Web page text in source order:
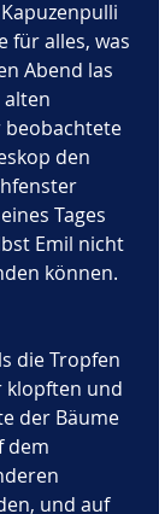
für alles, was
Abend las
den
Tages
Emil nicht
können.
die Tropfen
klopften und
der Bäume
dem
und auf